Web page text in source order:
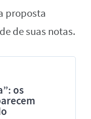
proposta
de suas notas.
os